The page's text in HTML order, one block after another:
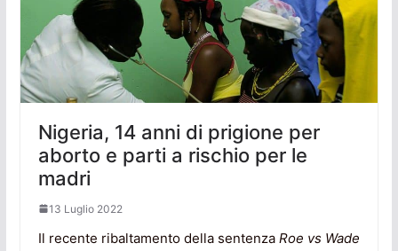
Nigeria, 14 anni di prigione per
aborto e parti a rischio per le
madri
13 Luglio 2022
Il recente ribaltamento della sentenza Roe vs Wade